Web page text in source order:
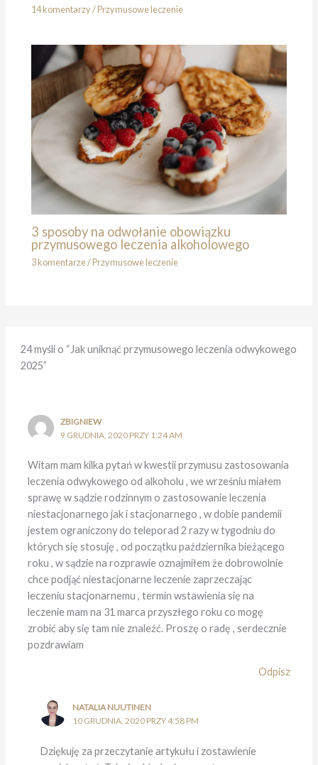
14 komentarzy/Przymusowe leczenie
3 sposoby na odwołanie obowiązku
przymusowego leczenia alkoholowego
3 komentarze/Przymusowe leczenie
24 myśli o “Jak uniknąć przymusowego leczenia odwykowego
2025”
ZBIGNIEW
9 GRUDNIA, 2020 PRZY 1:24 AM
Witam mam kilka pytań w kwestii przymusu zastosowania
leczenia odwykowego od alkoholu , we wrześniu miałem
sprawę w sądzie rodzinnym o zastosowanie leczenia
niestacjonarnego jak i stacjonarnego , w dobie pandemii
jestem ograniczony do teleporad 2 razy w tygodniu do
których się stosuję , od początku października bieżącego
roku , w sądzie na rozprawie oznajmiłem że dobrowolnie
chce podjąć niestacjonarne leczenie zaprzeczając
leczeniu stacjonarnemu , termin wstawienia się na
leczenie mam na 31 marca przyszłego roku co mogę
zrobić aby się tam nie znaleźć. Proszę o radę , serdecznie
pozdrawiam
Odpisz
NATALIA NUUTINEN
10 GRUDNIA, 2020 PRZY 4:58 PM
Dziękuję za przeczytanie artykułu i zostawienie